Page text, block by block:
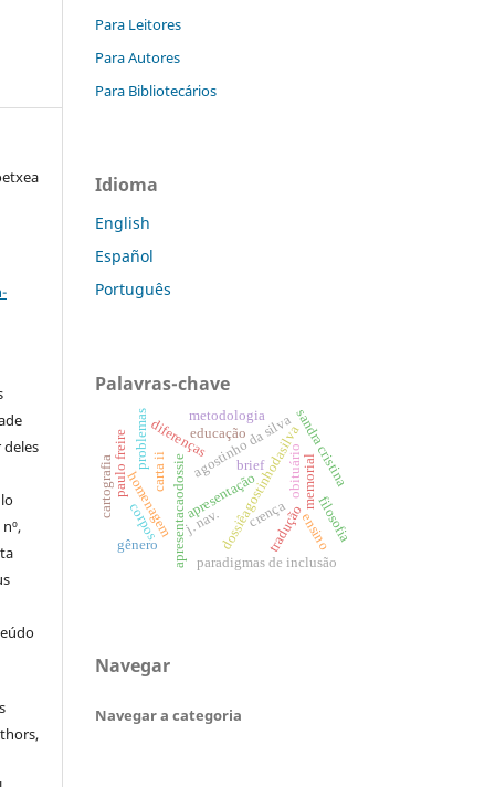
Para Leitores
Para Autores
Para Bibliotecários
Idioma
English
Español
Português
Palavras-chave
apresentação
dossiêagostinhodasilva
apresentacaodossie tradução
brief
j. nav.
agostinho da silva
carta ii sandra cristina
obituário
homenagem memorial
diferenças
corpos
paradigmas de inclusão
filosofia
paulo freire educação
crença
cartografia
metodologia
gênero ensino
problemas
Navegar
Navegar a categoria